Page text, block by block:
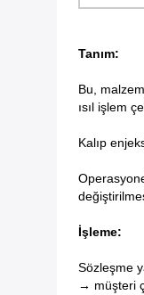
Tanım:
Bu,
ısıl işlem
Kalıp
İşleme:
Sözleşme
→ müşteri